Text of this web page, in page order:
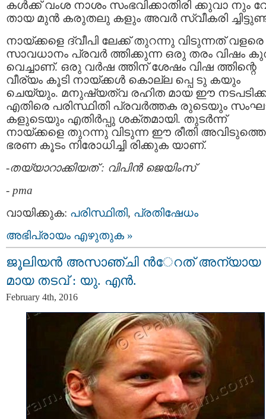
കൾക്ക് വംശ നാശം സംഭവിക്കാതിരി ക്കുവാ നും
തായ മുൻ കരുതലു കളും അവർ സ്വീകരി
നായ്ക്കളെ ദ്വീപി ലേക്ക്‌ തുറന്നു വിടുന്നത് വളരെ
സാവധാനം പ്രവർ ത്തിക്കുന്ന ഒരു തരം വിഷം
വെച്ചാണ്. ഒരു വർഷ ത്തിന് ശേഷം വിഷ ത്തിന്റെ
വീര്യം കൂടി നായ്ക്കൾ കൊല്ല പ്പെ ടു കയും
ചെയ്യും. മനുഷ്യത്വ രഹിത മായ ഈ
എതിരെ പരിസ്ഥിതി പ്രവർത്തക രുടെയും
കളുടെയും എതിര്‍പ്പു ശക്തമായി. തുടർന്ന്
നായ്ക്കളെ തുറന്നു വിടുന്ന ഈ രീതി അവിടുത്തെ
ഭരണ കൂടം നിരോധിച്ചി രിക്കുക യാണ്.
-തയ്യാറാക്കിയത് : വിപിന്‍ ജെയിംസ്
- pma
വായിക്കുക: പരിസ്ഥിതി, പ്രതിഷേധം
അഭിപ്രായം എഴുതുക »
ജൂലിയൻ അസാഞ്ചി ന്‍േറത് അന്യായ
മായ തടവ് : യു. എൻ.
February 4th, 2016